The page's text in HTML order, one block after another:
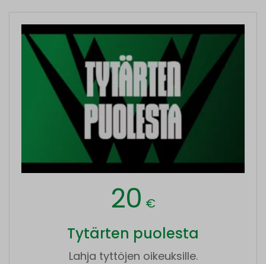
20 €
Tytärten puolesta
Lahja tyttöjen oikeuksille.